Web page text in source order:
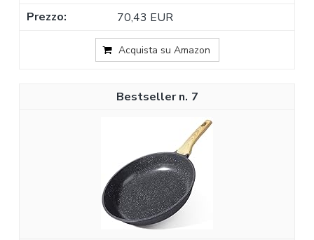
70,43 EUR
Acquista su Amazon
7